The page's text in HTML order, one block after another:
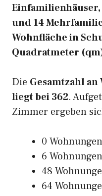
und 14
Wohnfläche in
Quadratmeter
Die Gesamtzahl
liegt bei 362.
Zimmer ergeben
0
6
48
64